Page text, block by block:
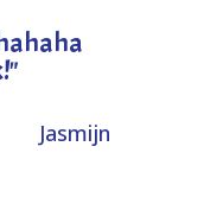
"
Jasmijn